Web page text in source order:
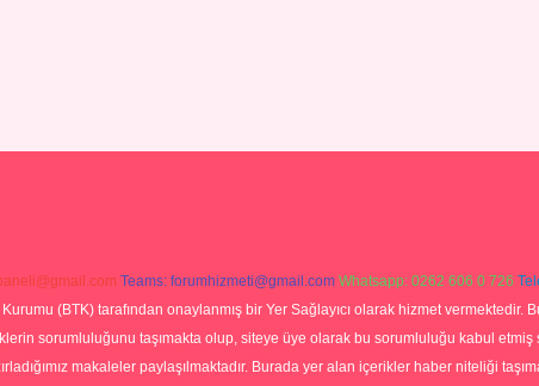
Teams: forumhizmeti@gmail.com Whatsapp: 0262 606 0 726
(BTK) tarafından onaylanmış bir Yer Sağlayıcı olarak hizmet
sorumluluğunu taşımakta olup, siteye üye olarak bu sorumluluğu kabul
makaleler paylaşılmaktadır. Burada yer alan içerikler haber niteliği